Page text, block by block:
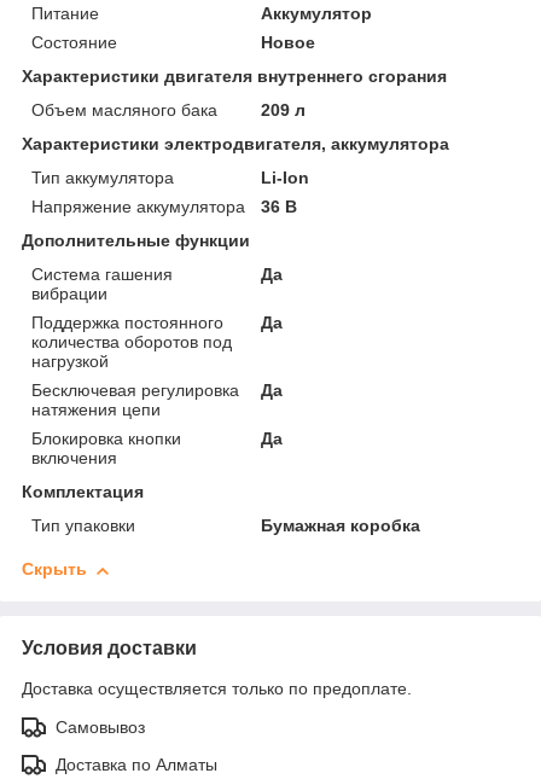
Питание
Аккумулятор
Состояние
Новое
Характеристики двигателя внутреннего сгорания
Объем масляного бака
209 л
Характеристики электродвигателя, аккумулятора
Тип аккумулятора
Li-Ion
Напряжение аккумулятора
36 В
Дополнительные функции
Система гашения
вибрации
Да
Поддержка постоянного
количества оборотов под
нагрузкой
Да
Бесключевая регулировка
натяжения цепи
Да
Блокировка кнопки
включения
Да
Комплектация
Тип упаковки
Бумажная коробка
Скрыть
Условия доставки
Доставка осуществляется только по предоплате.
Самовывоз
Доставка по Алматы